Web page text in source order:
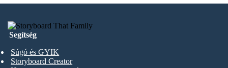
Segítség
Súgó és GYIK
Storyboard Creator